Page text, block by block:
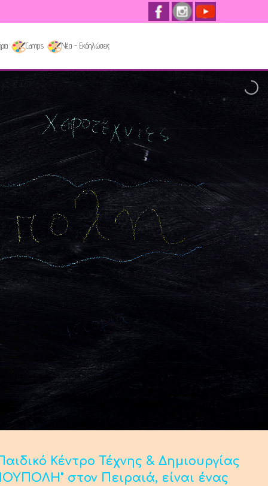
Camps Νέα - Εκδηλώσεις
Κέντρο Τέχνης & Δημιουργίας
στον Πειραιά, είναι ένας